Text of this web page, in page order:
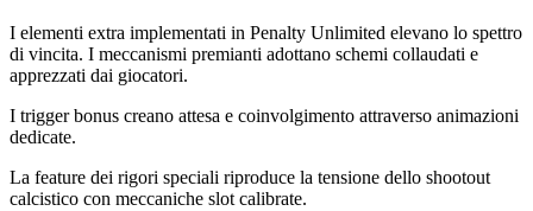
I elementi extra implementati in Penalty Unlimited elevano lo spettro
di vincita. I meccanismi premianti adottano schemi collaudati e
apprezzati dai giocatori.
I trigger bonus creano attesa e coinvolgimento attraverso animazioni
dedicate.
La feature dei rigori speciali riproduce la tensione dello shootout
calcistico con meccaniche slot calibrate.